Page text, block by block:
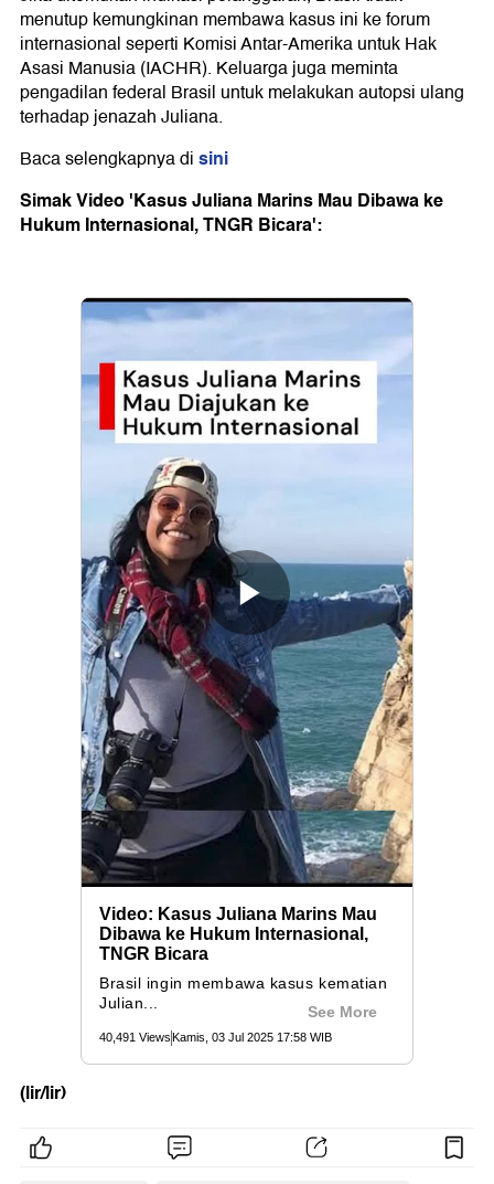
menutup kemungkinan membawa kasus ini ke forum
internasional seperti Komisi Antar-Amerika untuk Hak
Asasi Manusia (IACHR). Keluarga juga meminta
pengadilan federal Brasil untuk melakukan autopsi ulang
terhadap jenazah Juliana.
Baca selengkapnya disini
Simak Video 'Kasus Juliana Marins Mau Dibawa ke
Hukum Internasional, TNGR Bicara':
(lir/lir)